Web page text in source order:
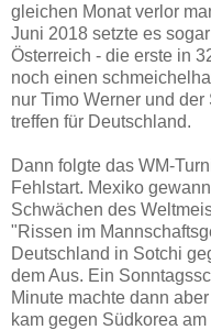
gleichen Monat verlor
Juni 2018 setzte es
Österreich - die erste in
noch einen
nur Timo Werner und
treffen für Deutschland.
Dann folgte das WM-
Fehlstart. Mexiko
Schwächen des
"Rissen im
Deutschland in Sotchi
dem Aus. Ein
Minute machte dann
kam gegen Südkorea